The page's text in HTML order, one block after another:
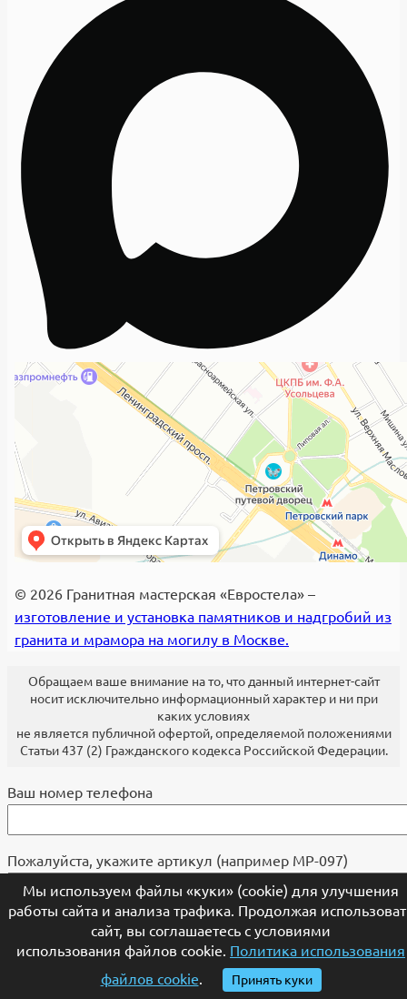
© 2026 Гранитная мастерская «Евростела» –
изготовление и установка памятников и надгробий из
гранита и мрамора на могилу в Москве.
Обращаем ваше внимание на то, что данный интернет-сайт
носит исключительно информационный характер и ни при
каких условиях
не является публичной офертой, определяемой положениями
Статьи 437 (2) Гражданского кодекса Российской Федерации.
Мы используем файлы «куки» (cookie) для улучшения
работы сайта и анализа трафика. Продолжая
сайт, вы соглашаетесь с условиями
использования файлов cookie. Политика использования
файлов cookie. Принять куки
Ваш номер телефона
Пожалуйста, укажите артикул (например МР-097)
Заполняя форму, Вы соглашаетесь сполитикой
конфиденциальности.